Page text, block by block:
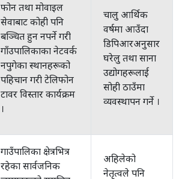
फोन तथा मोवाइल
सेवाबाट कोही पनि
बञ्चित हुन नपर्ने गरी
गाँउपालिकाका नेटवर्क
नपुगेका स्थानहरूको
पहिचान गरी टेलिफोन
टावर विस्तार कार्यक्रम
।
चालु आर्थिक
वर्षमा आउँदा
डिपिआरअनुसार
घरेलु तथा साना
उद्योगहरूलाई
सोही ठाउँमा
व्यवस्थापन गर्ने ।
गाउँपालिका क्षेत्रभित्र
रहेका सार्वजनिक
अहिलेको
नेतृत्वले पनि